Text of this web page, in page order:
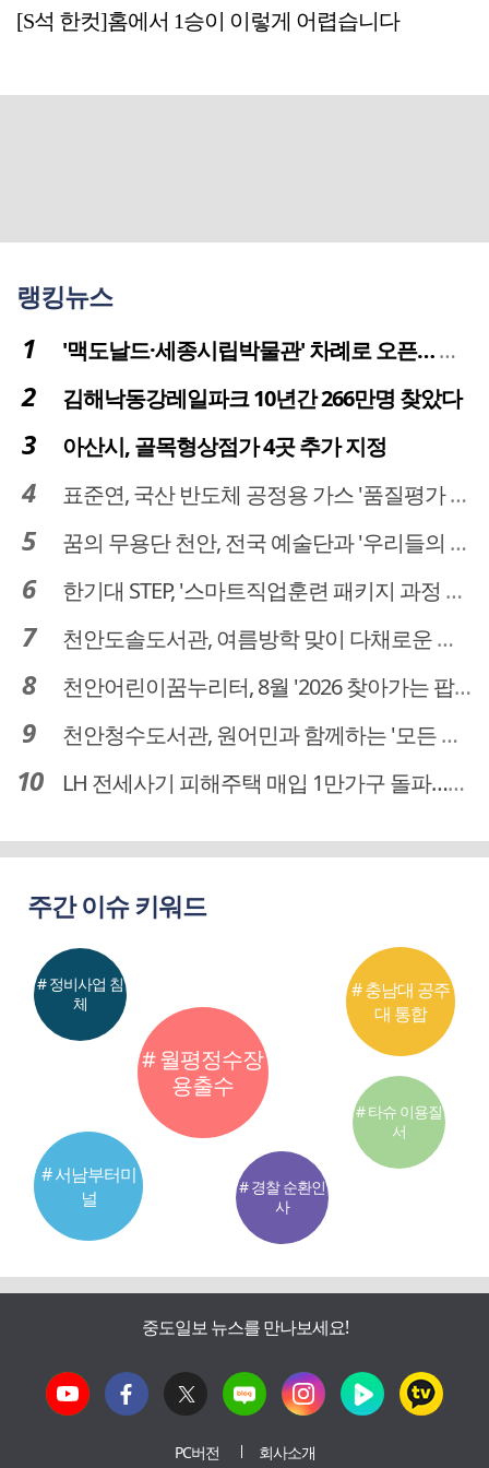
[S석 한컷]홈에서 1승이 이렇게 어렵습니다
랭킹뉴스
'맥도날드·세종시립박물관' 차례로 오픈… 고운동 정주여건 좋아진다
김해낙동강레일파크 10년간 266만명 찾았다
아산시, 골목형상점가 4곳 추가 지정
표준연, 국산 반도체 공정용 가스 '품질평가 체계' 구축
꿈의 무용단 천안, 전국 예술단과 '우리들의 하모니' 선보여
한기대 STEP, '스마트직업훈련 패키지 과정 3기' 모집
천안도솔도서관, 여름방학 맞이 다채로운 독서문화 프로그램 운영
천안어린이꿈누리터, 8월 '2026 찾아가는 팝업놀이터' 운영
천안청수도서관, 원어민과 함께하는 '모든 영어 모든 독서' 운영
LH 전세사기 피해주택 매입 1만가구 돌파…피해 인정도 4만건 넘어
주간 이슈 키워드
# 월평정수장
용출수
# 서남부터미
널
# 충남대 공주
대 통합
# 정비사업 침
체
# 경찰 순환인
사
# 타슈 이용질
서
중도일보 뉴스를 만나보세요!
PC버전 회사소개